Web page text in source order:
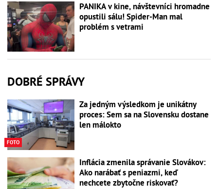
PANIKA v kine, návštevníci hromadne
opustili sálu! Spider-Man mal
problém s vetrami
DOBRÉ SPRÁVY
FOTO
Za jedným výsledkom je unikátny
proces: Sem sa na Slovensku dostane
len málokto
Inflácia zmenila správanie Slovákov:
Ako narábať s peniazmi, keď
nechcete zbytočne riskovať?